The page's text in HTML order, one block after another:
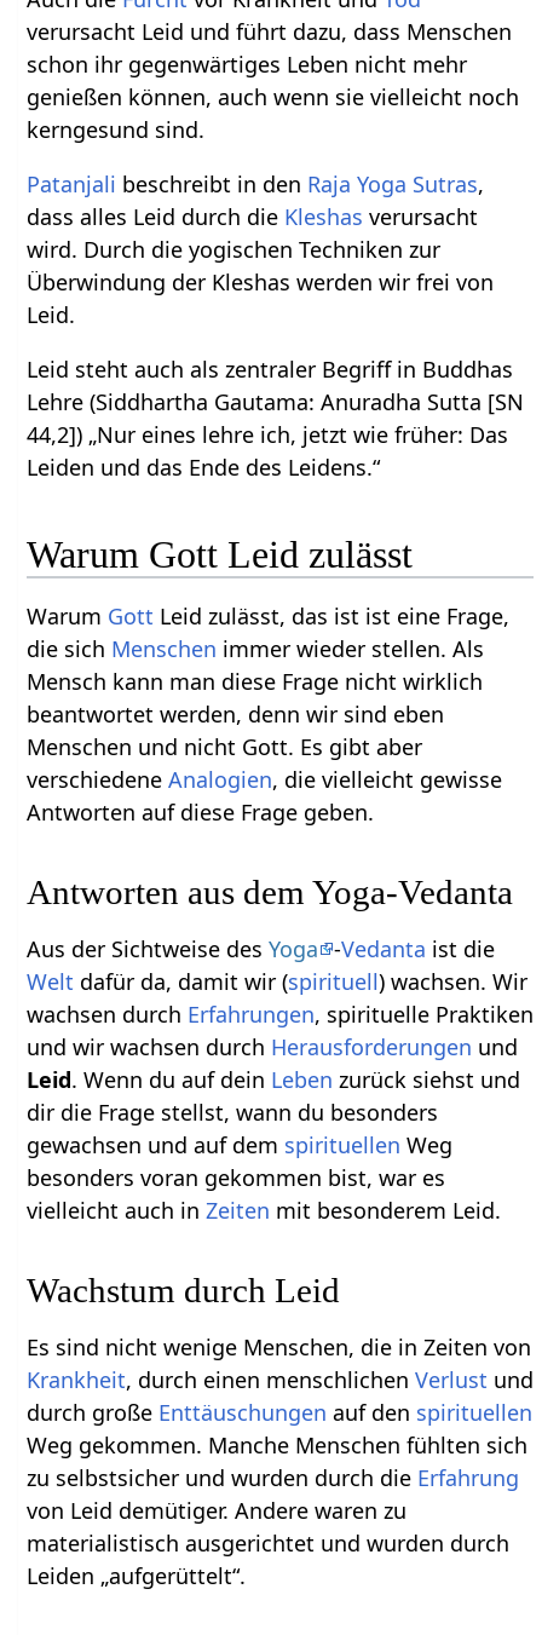
verursacht Leid und führt dazu, dass Menschen
schon ihr gegenwärtiges Leben nicht mehr
genießen können, auch wenn sie vielleicht noch
kerngesund sind.
Patanjali beschreibt in den Raja Yoga Sutras,
dass alles Leid durch die Kleshas verursacht
wird. Durch die yogischen Techniken zur
Überwindung der Kleshas werden wir frei von
Leid.
Leid steht auch als zentraler Begriff in Buddhas
Lehre (Siddhartha Gautama: Anuradha Sutta [SN
44,2]) „Nur eines lehre ich, jetzt wie früher: Das
Leiden und das Ende des Leidens.“
Warum Gott Leid zulässt
Warum Gott Leid zulässt, das ist ist eine Frage,
die sich Menschen immer wieder stellen. Als
Mensch kann man diese Frage nicht wirklich
beantwortet werden, denn wir sind eben
Menschen und nicht Gott. Es gibt aber
verschiedeneAnalogien, die vielleicht gewisse
Antworten auf diese Frage geben.
Antworten aus dem Yoga-Vedanta
Aus der Sichtweise desYoga -Vedanta ist die
Welt dafür da, damit wir (spirituell) wachsen. Wir
wachsen durch Erfahrungen, spirituelle Praktiken
und wir wachsen durch Herausforderungen und
Leid. Wenn du auf dein Leben zurück siehst und
dir die Frage stellst, wann du besonders
gewachsen und auf dem spirituellen Weg
besonders voran gekommen bist, war es
vielleicht auch inZeiten mit besonderem Leid.
Wachstum durch Leid
Es sind nicht wenige Menschen, die in Zeiten von
Krankheit, durch einen menschlichenVerlust und
durch große Enttäuschungen auf den spirituellen
Weg gekommen. Manche Menschen fühlten sich
zu selbstsicher und wurden durch die Erfahrung
von Leid demütiger. Andere waren zu
materialistisch ausgerichtet und wurden durch
Leiden „aufgerüttelt“.